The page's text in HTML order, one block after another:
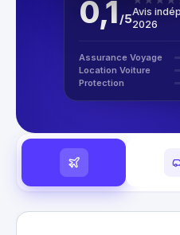
0,1 /5Avis
2026
Assurance Voyage
Location Voiture
Protection